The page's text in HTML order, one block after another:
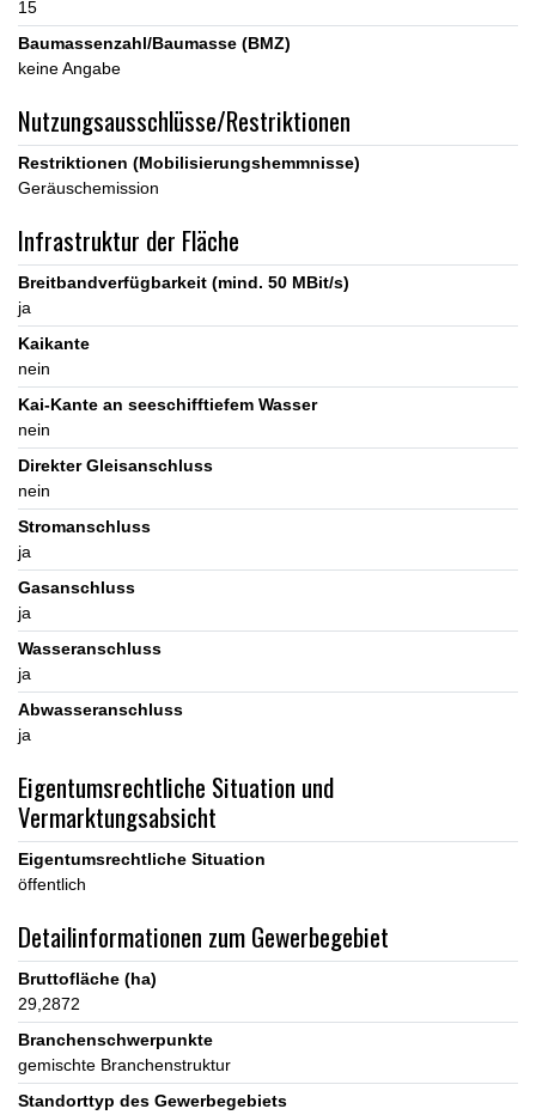
15
Baumassenzahl/Baumasse (BMZ)
keine Angabe
Nutzungsausschlüsse/Restriktionen
Restriktionen (Mobilisierungshemmnisse)
Geräuschemission
Infrastruktur der Fläche
Breitbandverfügbarkeit (mind. 50 MBit/s)
ja
Kaikante
nein
Kai-Kante an seeschifftiefem Wasser
nein
Direkter Gleisanschluss
nein
Stromanschluss
ja
Gasanschluss
ja
Wasseranschluss
ja
Abwasseranschluss
ja
Eigentumsrechtliche Situation und
Vermarktungsabsicht
Eigentumsrechtliche Situation
öffentlich
Detailinformationen zum Gewerbegebiet
Bruttofläche (ha)
29,2872
Branchenschwerpunkte
gemischte Branchenstruktur
Standorttyp des Gewerbegebiets